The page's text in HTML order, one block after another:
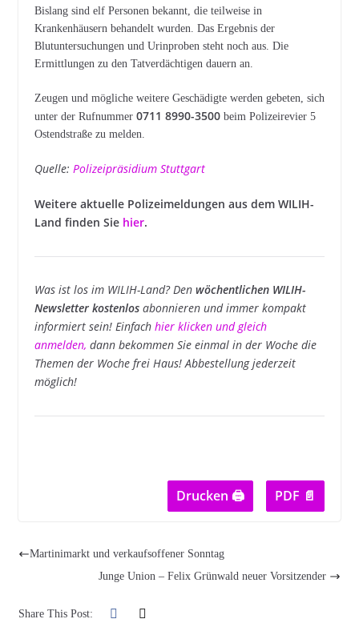
Bislang sind elf Personen bekannt, die teilweise in
Krankenhäusern behandelt wurden. Das Ergebnis der
Blutuntersuchungen und Urinproben steht noch aus. Die
Ermittlungen zu den Tatverdächtigen dauern an.
Zeugen und mögliche weitere Geschädigte werden gebeten, sich
unter der Rufnummer 0711 8990-3500beim Polizeirevier 5
Ostendstraße zu melden.
Quelle: Polizeipräsidium Stuttgart
Weitere aktuelle Polizeimeldungen aus dem WILIH-
Land finden Sie hier.
Was ist los im WILIH-Land? Den wöchentlichen WILIH-
Newsletter kostenlosabonnieren und immer kompakt
informiert sein! Einfach hier klicken und gleich
anmelden, dann bekommen Sie einmal in der Woche die
Themen der Woche frei Haus! Abbestellung jederzeit
möglich!
Drucken 🖨 PDF 📄
Martinimarkt und verkaufsoffener Sonntag
Junge Union – Felix Grünwald neuer Vorsitzender
Share This Post: